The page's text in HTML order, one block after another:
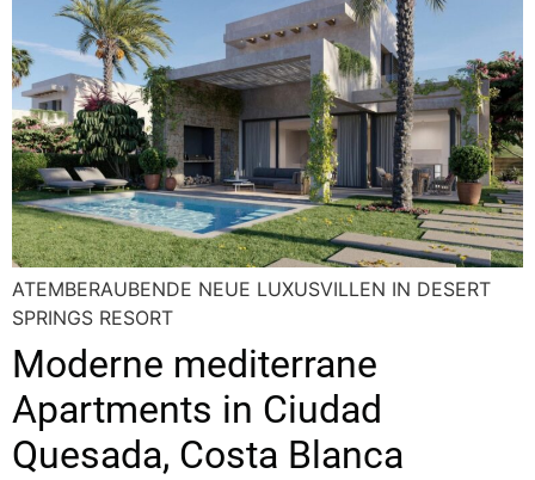
ATEMBERAUBENDE NEUE LUXUSVILLEN IN DESERT
SPRINGS RESORT
Moderne mediterrane
Apartments in Ciudad
Quesada, Costa Blanca